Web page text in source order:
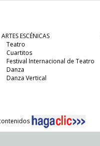
ARTES ESCÉNICAS
Teatro
Cuartitos
Festival Internacional de Teatro
Danza
Danza Vertical